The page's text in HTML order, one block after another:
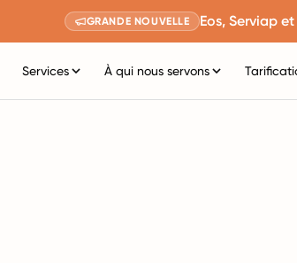
GRANDE NOUVELLE Eos, Serviap
Services À qui nous servons